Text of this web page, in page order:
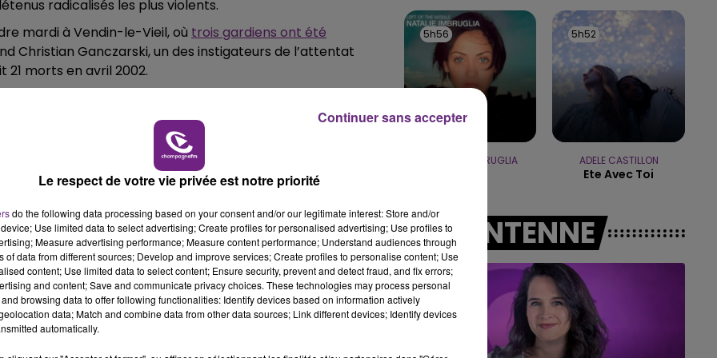
11h00 - 16h00
LE WEEK-END CHAMPAGNE FM
16h00 - 20h00
LE WEEK-END CHAMPAGNE FM
radicalisés les plus violents.
mardi à Vendin-le-Vieil, où trois gardiens ont été
Christian Ganczarski, un des instigateurs de l’attentat
morts en avril 2002.
établissements pénitentiaires français, vendredi, au
à nouveau, «quasiment totalement», la prison lundi
réunis à partir de 6h autour de barricades dressées le
où les manifestants faisaient brûler quelques
de l’AFP.
Pour nous, ça reste un attentat et pas une agression
Unsa.
la détention.(...) Avec la surpopulation et le manque
Christian, surveillant dans cette prison remplie à 200% de
5h56
5h56
NATHALIE IMBRUGLIA
5h52
5h52
ADELE CASTILLON
Ete Avec Toi
A L'ANTENNE
Le respect de votre vie privée est notre priorité
do the following data processing based on your consent and/or our legitimate interest: Store and/or
Use limited data to select advertising; Create profiles for personalised advertising; Use profiles to
Measure advertising performance; Measure content performance; Understand audiences through
of data from different sources; Develop and improve services; Create profiles to personalise content; Use
content; Use limited data to select content; Ensure security, prevent and detect fraud, and fix errors;
and content; Save and communicate privacy choices. These technologies may process personal
browsing data to offer following functionalities: Identify devices based on information actively
data; Match and combine data from other data sources; Link different devices; Identify devices
automatically.
Continuer sans accepter